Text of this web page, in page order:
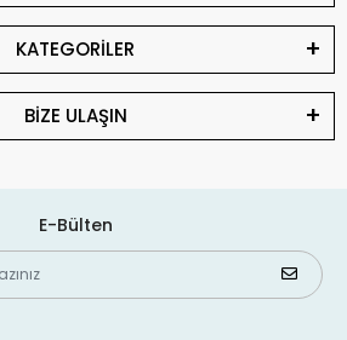
KATEGORİLER
BİZE ULAŞIN
E-Bülten